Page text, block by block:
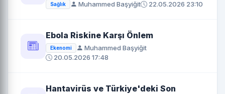
Sağlık Muhammed Başyiğit 22.05.2026 23:10
Ebola Riskine Karşı Önlem
Ekenomi
Muhammed Başyiğit
20.05.2026 17:48
Hantavirüs ve Türkiye'deki Son